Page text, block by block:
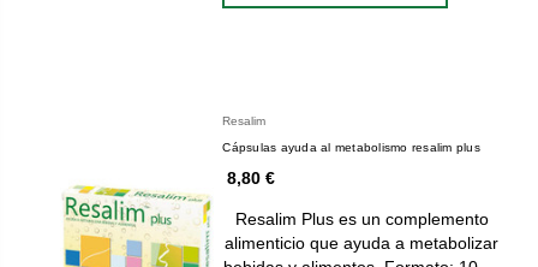
Resalim
Cápsulas ayuda al metabolismo resalim plus
8,80 €
Resalim Plus es un complemento
alimenticio que ayuda a metabolizar